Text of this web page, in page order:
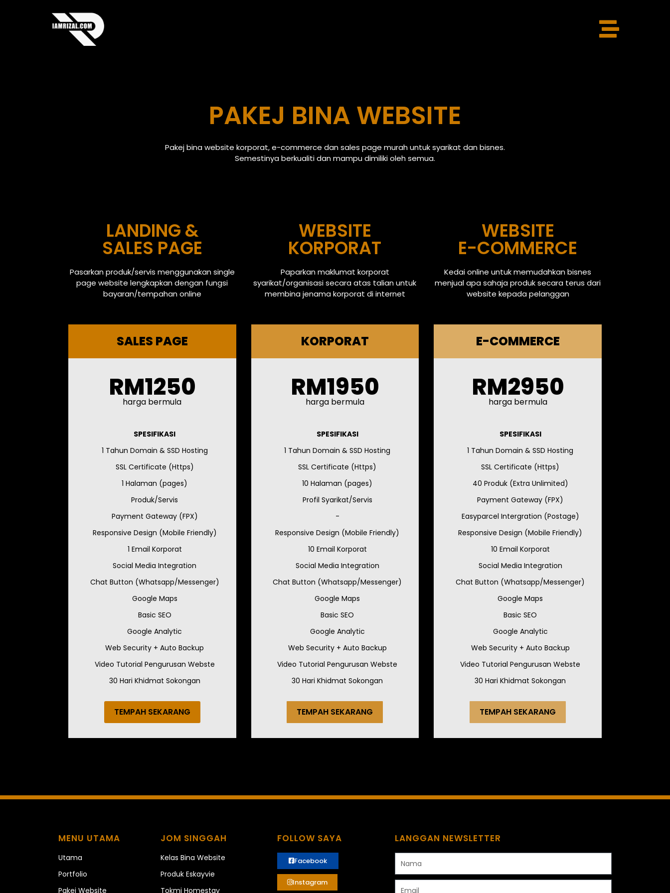
PAKEJ BINA WEBSITE
Pakej bina website korporat, e-commerce dan sales page murah untuk syarikat dan bisnes.
Semestinya berkualiti dan mampu dimiliki oleh semua.
LANDING &
SALES PAGE
Pasarkan produk/servis menggunakan single
page website lengkapkan dengan fungsi
bayaran/tempahan online
SALES PAGE
RM1250
harga bermula
SPESIFIKASI
1 Tahun Domain & SSD Hosting
SSL Certificate (Https)
1 Halaman (pages)
Produk/Servis
Payment Gateway (FPX)
Responsive Design (Mobile Friendly)
1 Email Korporat
Social Media Integration
Chat Button (Whatsapp/Messenger)
Google Maps
Basic SEO
Google Analytic
Web Security + Auto Backup
Video Tutorial Pengurusan Webste
30 Hari Khidmat Sokongan
TEMPAH SEKARANG
WEBSITE
KORPORAT
Paparkan maklumat korporat
syarikat/organisasi secara atas talian untuk
membina jenama korporat di internet
KORPORAT
RM1950
harga bermula
SPESIFIKASI
1 Tahun Domain & SSD Hosting
SSL Certificate (Https)
10 Halaman (pages)
Profil Syarikat/Servis
-
Responsive Design (Mobile Friendly)
10 Email Korporat
Social Media Integration
Chat Button (Whatsapp/Messenger)
Google Maps
Basic SEO
Google Analytic
Web Security + Auto Backup
Video Tutorial Pengurusan Webste
30 Hari Khidmat Sokongan
TEMPAH SEKARANG
WEBSITE
E-COMMERCE
Kedai online untuk memudahkan bisnes
menjual apa sahaja produk secara terus dari
website kepada pelanggan
E-COMMERCE
RM2950
harga bermula
SPESIFIKASI
1 Tahun Domain & SSD Hosting
SSL Certificate (Https)
40 Produk (Extra Unlimited)
Payment Gateway (FPX)
Easyparcel Intergration (Postage)
Responsive Design (Mobile Friendly)
10 Email Korporat
Social Media Integration
Chat Button (Whatsapp/Messenger)
Google Maps
Basic SEO
Google Analytic
Web Security + Auto Backup
Video Tutorial Pengurusan Webste
30 Hari Khidmat Sokongan
TEMPAH SEKARANG
MENU UTAMA
Utama
Portfolio
Pakej Website
JOM SINGGAH
Kelas Bina Website
Produk Eskayvie
Tokmi Homestay
FOLLOW SAYA
Facebook
Instagram
LANGGAN NEWSLETTER